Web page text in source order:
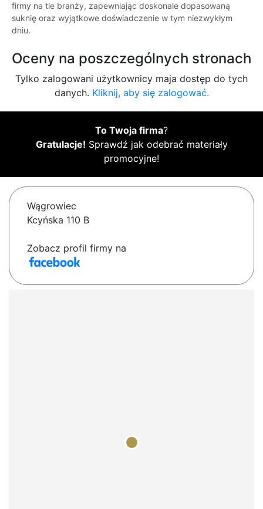
firmy na tle branży, zapewniając doskonale dopasowaną
suknię oraz wyjątkowe doświadczenie w tym niezwykłym
dniu.
Oceny na poszczególnych stronach
Tylko zalogowani użytkownicy maja dostęp do tych
danych. Kliknij, aby się zalogować.
To Twoja firma?
Gratulacje! Sprawdź jak odebrać materiały
promocyjne!
Wągrowiec
Kcyńska 110 B
Zobacz profil firmy na